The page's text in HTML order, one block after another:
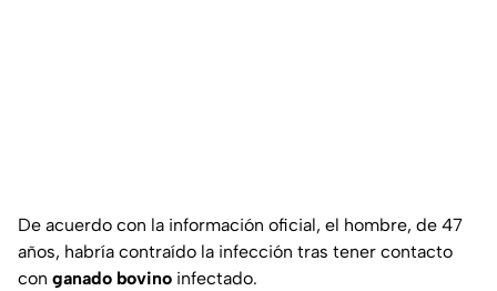
De acuerdo con la información oficial, el hombre, de 47
años, habría contraído la infección tras tener contacto
con ganado bovino infectado.